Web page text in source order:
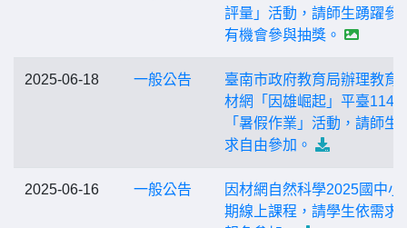
評量」活動，請師生踴躍參
有機會參與抽獎。
2025-06-18 一般公告
臺南市政府教育局辦理教育
材網「因雄崛起」平臺114
「暑假作業」活動，請師生
求自由參加。
2025-06-16 一般公告
因材網自然科學2025國中小
期線上課程，請學生依需求